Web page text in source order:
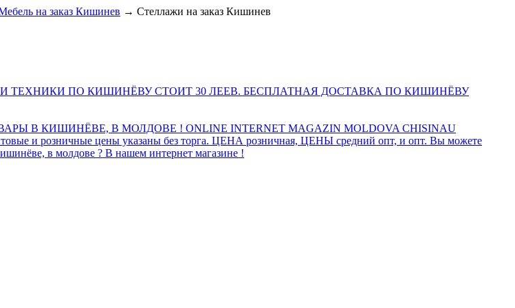
на заказ Кишинев → Стеллажи на заказ Кишинев
ПО КИШИНЁВУ СТОИТ 30 ЛЕЕВ. БЕСПЛАТНАЯ ДОСТАВКА ПО КИШИНЁВУ
КИШИНЁВЕ, В МОЛДОВЕ ! ONLINE INTERNET MAGAZIN MOLDOVA CHISINAU
и розничные цены указаны без торга. ЦЕНА розничная, ЦЕНЫ средний опт, и опт. Вы можете
в молдове ? В нашем интернет магазине !